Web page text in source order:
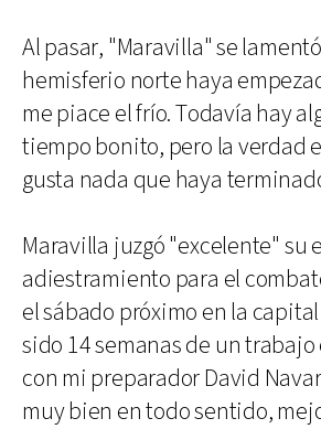
Al pasar, "Maravilla" se
hemisferio norte haya
me piace el frío. Todavía hay
tiempo bonito, pero la verdad
gusta nada que haya
Maravilla juzgó "excelente" su
adiestramiento para el
el sábado próximo en la
sido 14 semanas de un
con mi preparador David
muy bien en todo sentido,